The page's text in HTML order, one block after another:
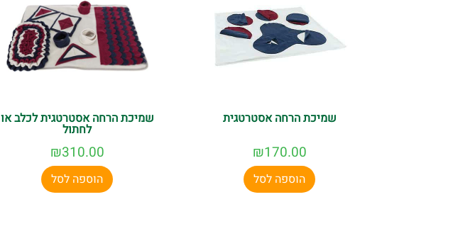
שמיכת הרחה אסטרטגית
₪170.00
הוספה לסל
שמיכת הרחה אסטרטגית לכלב או
לחתול
₪310.00
הוספה לסל